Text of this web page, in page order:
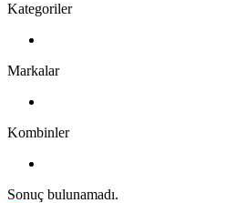
Kategoriler
Markalar
Kombinler
Sonuç bulunamadı.